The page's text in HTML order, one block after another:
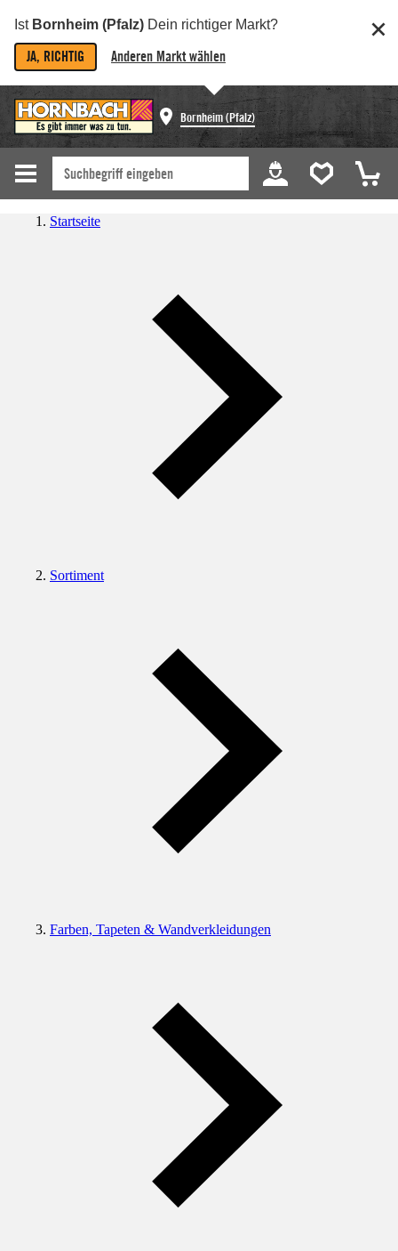
Ist Bornheim (Pfalz) Dein richtiger Markt?
JA, RICHTIG Anderen Markt wählen
Bornheim (Pfalz)
Startseite
Sortiment
Farben, Tapeten & Wandverkleidungen